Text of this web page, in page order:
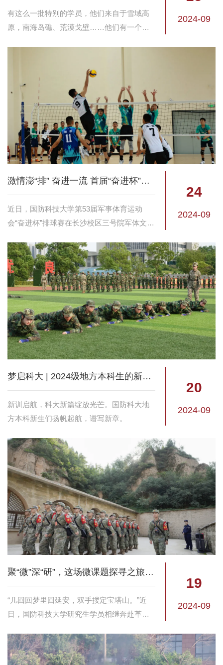
有这么一批特别的学员，他们来自于雪域高
原，南海岛礁、荒漠戈壁……他们有一个共
2024-09
激情澎“排” 奋进一流 首届“奋进杯”排球赛火热开赛
近日，国防科技大学第53届军事体育运动
会“奋进杯”排球赛在长沙校区三号院军体文化
赛队，200余名教职工、学员参与竞技。
24
2024-09
梦启科大 | 2024级地方本科生的新篇章
新训启航，科大新篇绽放光芒。国防科大地
方本科新生们扬帆起航，谱写新章。
20
2024-09
聚“微”深“研”，这场微课题探寻之旅有看点
“几回回梦里回延安，双手搂定宝塔山。”近
日，国防科技大学研究生学员相继奔赴革命
员相互结对、自主选题组成课题研究小组深
入探寻。 微课题探寻中，军内多名专家教授
19
2024-09